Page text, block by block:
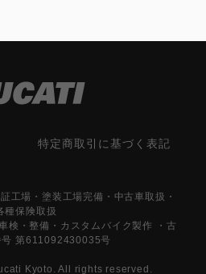
特定商取引に基づく表記
場・塗装工場完備・中古車取扱・
種保険取扱
検・整備・カスタムバイク製作 ・古
号 第611092430035号
Kyoto. All rights reserved.